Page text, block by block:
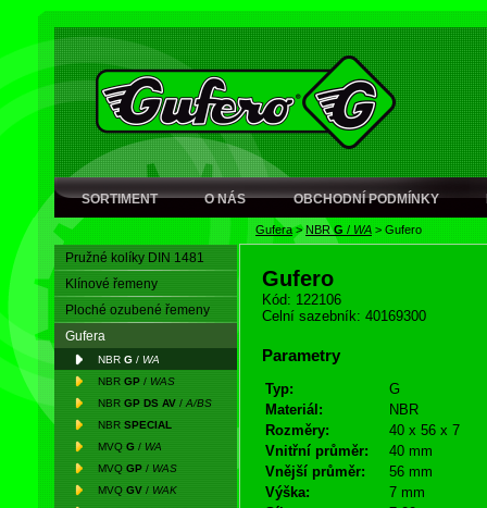
SORTIMENT O NÁS OBCHODNÍ PODMÍNKY
Gufera> NBRG / WA > Gufero
Pružné kolíky DIN 1481
Klínové řemeny
Ploché ozubené řemeny
Gufera
NBR G / WA
NBR GP / WAS
NBR GP DS AV / A/BS
NBR SPECIAL
MVQ G / WA
MVQ GP / WAS
MVQ GV / WAK
Gufero
Kód: 122106
Celní sazebník: 40169300
Parametry
Typ:
G
Materiál:
NBR
Rozměry:
40 x 56 x 7
Vnitřní průměr:
40 mm
Vnější průměr:
56 mm
Výška:
7 mm